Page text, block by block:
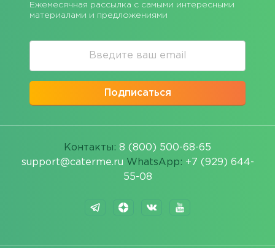
Ежемесячная рассылка с самыми интересными
материалами и предложениями
Подписаться
Контакты: 8 (800) 500-68-65
support@caterme.ru WhatsApp: +7 (929) 644-
55-08